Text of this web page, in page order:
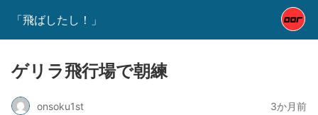
「飛ばしたし！」
ゲリラ飛行場で朝練
onsoku1st 3か月前